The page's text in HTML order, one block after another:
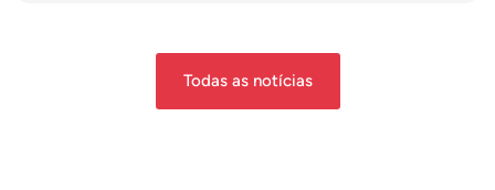
Todas as notícias